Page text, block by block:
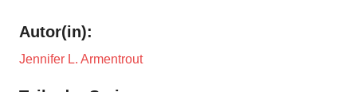
Autor(in):
Jennifer L. Armentrout